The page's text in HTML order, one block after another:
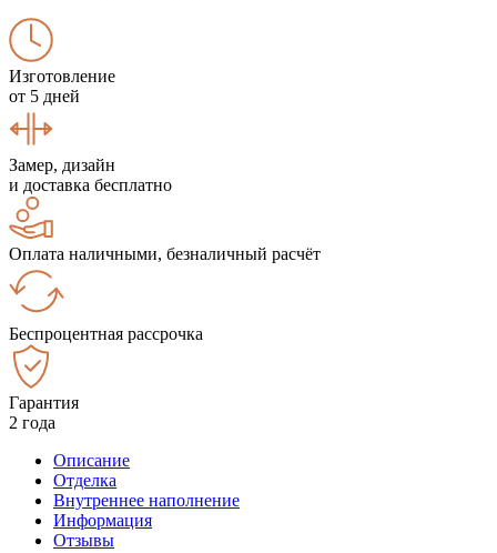
Изготовление
от 5 дней
Замер, дизайн
и доставка бесплатно
Оплата наличными, безналичный расчёт
Беспроцентная рассрочка
Гарантия
2 года
Описание
Отделка
Внутреннее наполнение
Информация
Отзывы